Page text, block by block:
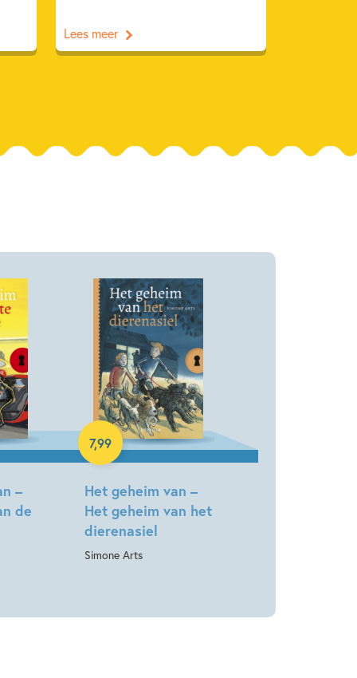
Lees meer
–
de
Het geheim van –
Het geheim van het
dierenasiel
Simone Arts
7,99
E-book